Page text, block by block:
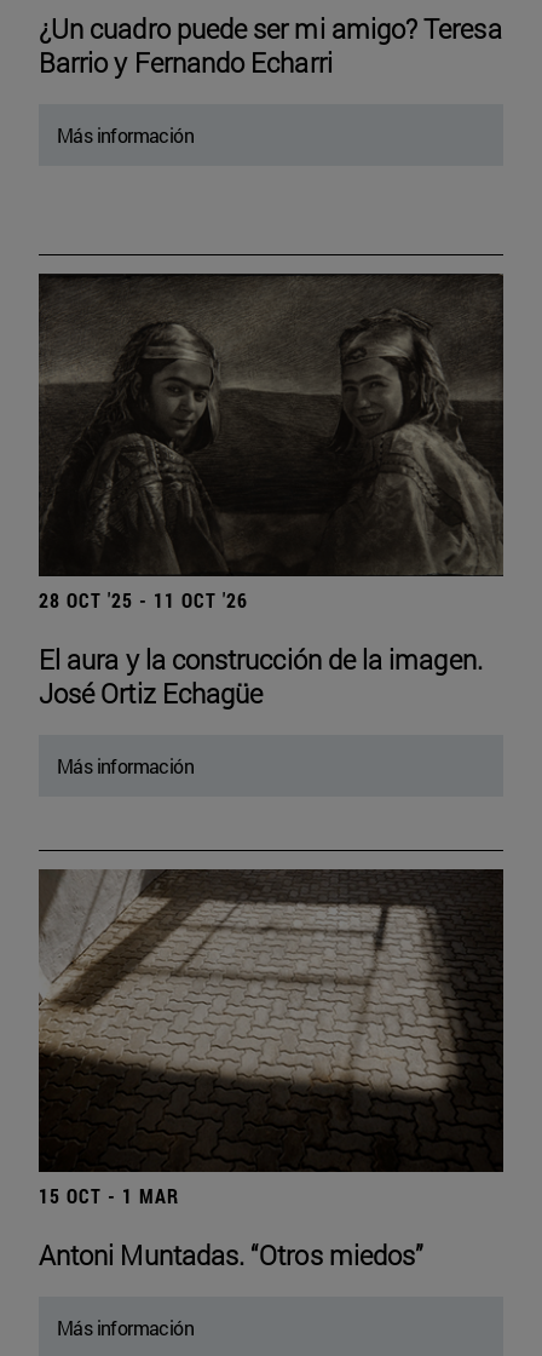
¿Un cuadro puede ser mi amigo? Teresa
Barrio y Fernando Echarri
Más información
28 OCT '25 - 11 OCT '26
El aura y la construcción de la imagen.
José Ortiz Echagüe
Más información
15 OCT - 1 MAR
Antoni Muntadas. “Otros miedos”
Más información